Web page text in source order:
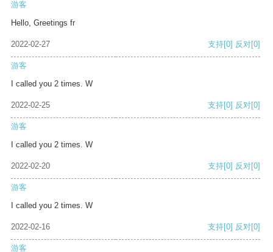
游客
Hello, Greetings fr
2022-02-27 支持[0] 反对[0]
游客
I called you 2 times. W
2022-02-25 支持[0] 反对[0]
游客
I called you 2 times. W
2022-02-20 支持[0] 反对[0]
游客
I called you 2 times. W
2022-02-16 支持[0] 反对[0]
游客